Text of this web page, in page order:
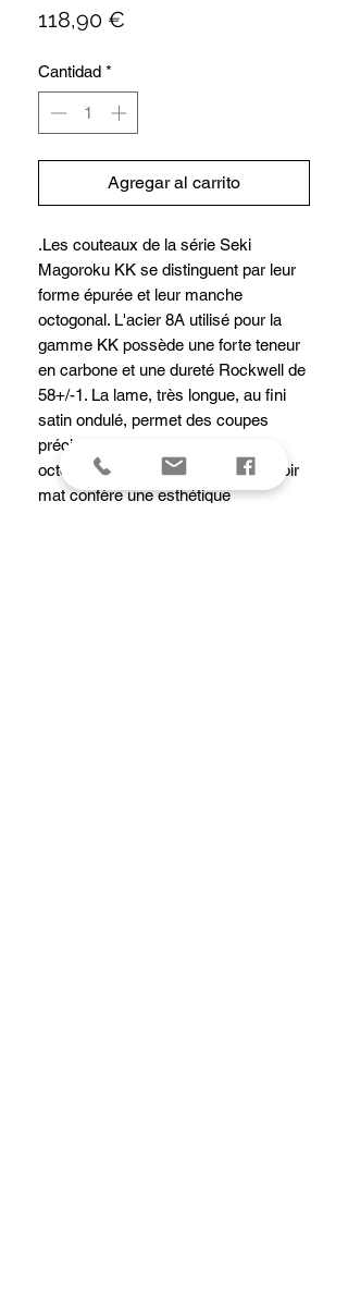
118,90 €
Cantidad *
Agregar al carrito
.Les couteaux de la série Seki
Magoroku KK se distinguent par leur
forme épurée et leur manche
octogonal. L'acier 8A utilisé pour la
gamme KK possède une forte teneur
en carbone et une dureté Rockwell de
58+/-1. La lame, très longue, au fini
satin ondulé, permet des coupes
précises et très fines. La forme
octogonale du manche en pakka noir
mat confère une esthétique